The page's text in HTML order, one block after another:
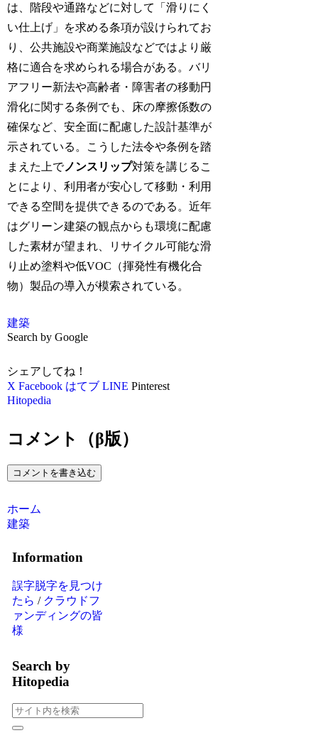
は、階段や通路などに対して「滑りにく
い仕上げ」を求める条項が設けられてお
り、公共施設や商業施設などではより厳
格に適合を求められる場合がある。バリ
アフリー新法や高齢者・障害者の移動円
滑化に関する条例でも、床の摩擦係数の
確保など、安全面に配慮した設計基準が
示されている。こうした法令や条例を踏
まえた上でノンスリップ対策を講じるこ
とにより、利用者が安心して移動・利用
できる空間を提供できるのである。近年
はグリーン建築の観点からも環境に配慮
した素材が望まれ、リサイクル可能な滑
り止め塗料や低VOC（揮発性有機化合
物）製品の導入が模索されている。
建築
Search by Google
シェアしてね！
X Facebook はてブ LINE Pinterest
Hitopedia
コメント（β版）
コメントを書き込む
ホーム
建築
Information
誤字脱字を見つけ
たら / クラウドフ
ァンディングの皆
様
Search by
Hitopedia